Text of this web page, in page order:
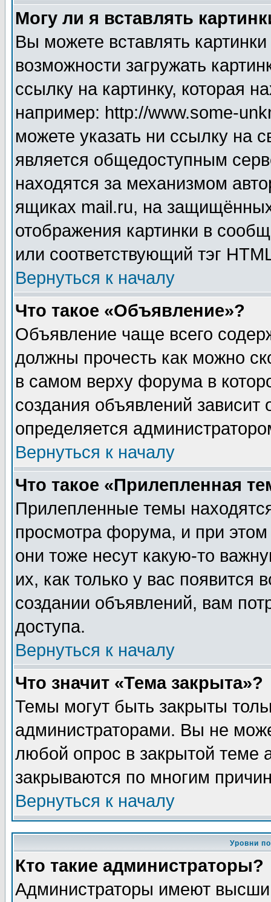
Могу ли я вставлять
Вы можете вставлять
возможности загружать
ссылку на картинку, которая
например: http://www.some-
можете указать ни ссылку на
является общедоступным
находятся за механизмом
ящиках mail.ru, на
отображения картинки в
или соответствующий тэг
Вернуться к началу
Что такое «Объявление»?
Объявление чаще всего
должны прочесть как можно
в самом верху форума в
создания объявлений зависит
определяется
Вернуться к началу
Что такое «Прилепленная
Прилепленные темы
просмотра форума, и при
они тоже несут какую-то
их, как только у вас появится
создании объявлений, вам
доступа.
Вернуться к началу
Что значит «Тема закрыта»?
Темы могут быть закрыты
администраторами. Вы не
любой опрос в закрытой теме
закрываются по многим
Вернуться к началу
Уровни
Кто такие администраторы?
Администраторы имеют